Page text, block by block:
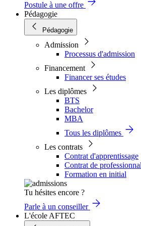
Postule à une offre
Pédagogie
Pédagogie
Admission
Processus d'admission
Financement
Financer ses études
Les diplômes
BTS
Bachelor
MBA
Tous les diplômes
Les contrats
Contrat d'apprentissage
Contrat de
Formation en initial
Tu hésites encore ?
Parle à un conseiller
L'école AFTEC